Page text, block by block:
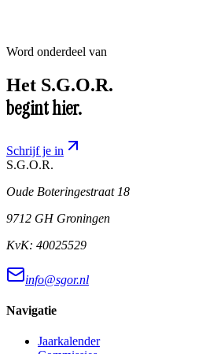
Word onderdeel van
Het S.G.O.R.
begint hier.
Schrijf je in
S.G.O.R.
Oude Boteringestraat 18
9712 GH Groningen
KvK: 40025529
info@sgor.nl
Navigatie
Jaarkalender